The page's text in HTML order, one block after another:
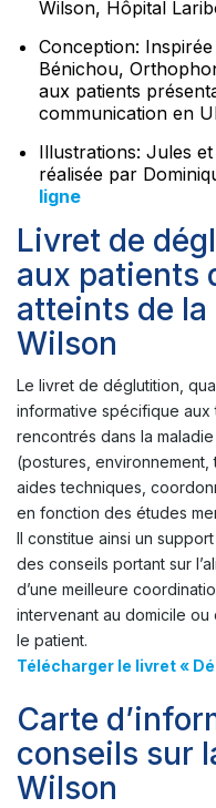
Wilson, Hôpital
Conception:
Bénichou,
aux patients
communication en
Illustrations: Jules
réalisée par
ligne
Livret de
aux patients
atteints de la
Wilson
Le livret de déglutition,
informative spécifique
rencontrés dans la
(postures, environnement,
aides techniques,
en fonction des études
Il constitue ainsi un
des conseils portant sur
d’une meilleure
intervenant au domicile
le patient.
Télécharger le livret «
Carte
conseils sur
Wilson